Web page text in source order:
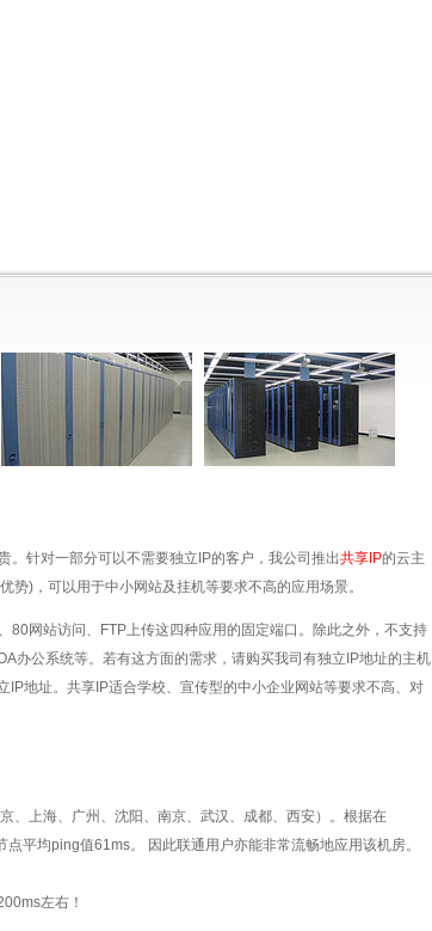
。针对一部分可以不需要独立IP的客户，我公司推出共享IP的云主
)，可以用于中小网站及挂机等要求不高的应用场景。
80网站访问、FTP上传这四种应用的固定端口。除此之外，不支持
办公系统等。若有这方面的需求，请购买我司有独立IP地址的主机
地址。共享IP适合学校、宣传型的中小企业网站等要求不高、对
上海、广州、沈阳、南京、武汉、成都、西安）。根据在
平均ping值61ms。 因此联通用户亦能非常流畅地应用该机房。
左右！